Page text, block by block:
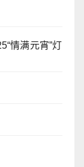
情满元宵”灯